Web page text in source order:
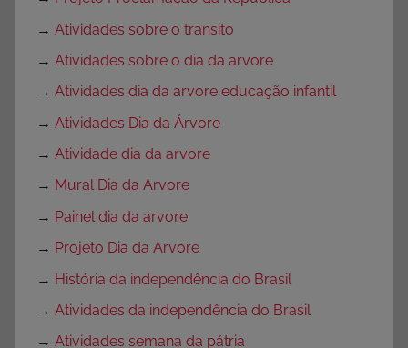
→ Atividades sobre o transito
→ Atividades sobre o dia da arvore
→ Atividades dia da arvore educação infantil
→ Atividades Dia da Árvore
→ Atividade dia da arvore
→ Mural Dia da Arvore
→ Painel dia da arvore
→ Projeto Dia da Arvore
→ História da independência do Brasil
→ Atividades da independência do Brasil
→ Atividades semana da pátria